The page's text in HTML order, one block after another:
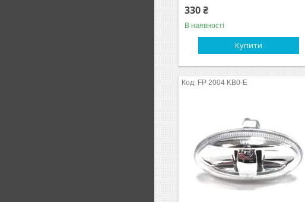
330 ₴
В наявності
Купити
FP 2004 KB0-E